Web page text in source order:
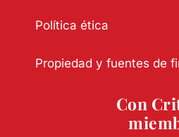
Política ética
Propiedad y fuentes de
Con